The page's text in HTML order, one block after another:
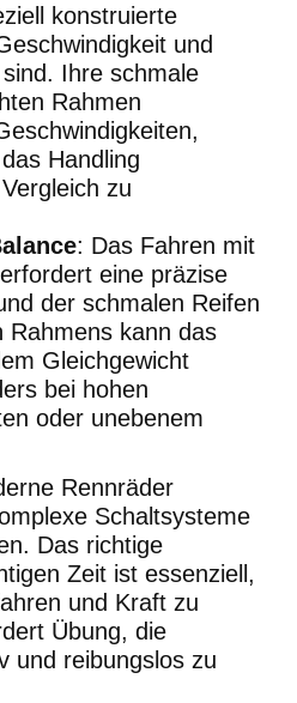
konstruierte
und
Ihre schmale
Rahmen
Handling
zu
: Das Fahren mit
eine präzise
der schmalen Reifen
Rahmens kann das
Gleichgewicht
bei hohen
oder unebenem
Rennräder
Schaltsysteme
Das richtige
Zeit ist essenziell,
und Kraft zu
Übung, die
und reibungslos zu